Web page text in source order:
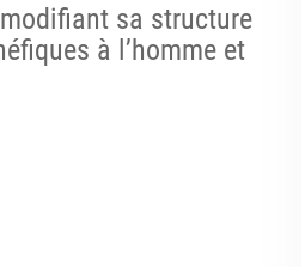
sa structure
à l’homme et